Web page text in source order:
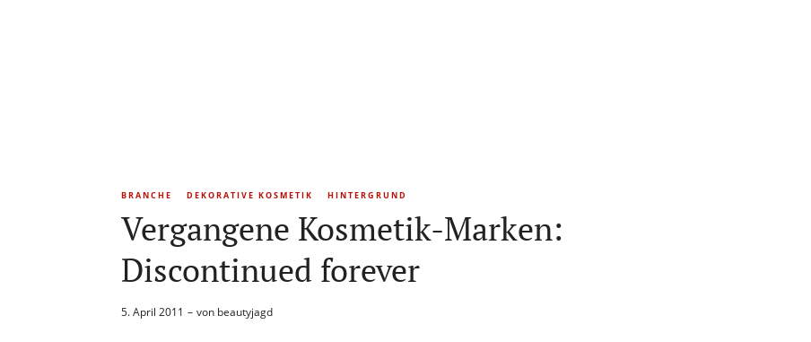
BRANCHE DEKORATIVE KOSMETIK HINTERGRUND
Vergangene Kosmetik-Marken:
Discontinued forever
5. April 2011 von beautyjagd